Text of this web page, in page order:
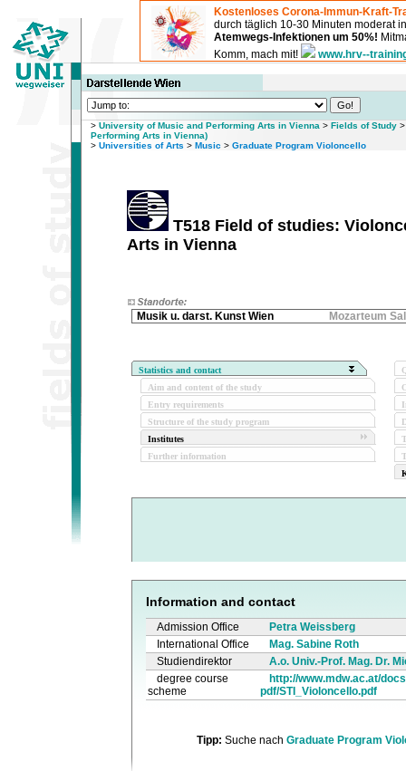
Kostenloses Corona-Immun-Kraft-
durch täglich 10-30 Minuten moderat
Atemwegs-Infektionen um 50%!
Komm, mach mit!
www.hrv--
> University of Music and Performing Arts in Vienna > Fields of Study
Performing Arts in Vienna)
> Universities of Arts > Music > Graduate Program Violoncello
T518 Field of studies:
Arts in Vienna
Musik u. darst. Kunst Wien Mozarteum
Statistics and contact
Aim and content of the study
Entry requirements
Structure of the study program
Institutes
Further information
Information and contact
Admission Office
Petra Weissberg
International Office
Mag. Sabine Roth
Studiendirektor
A.o. Univ.-Prof. Mag. Dr.
degree course
scheme
http://www.mdw.ac.at/
pdf/STI_Violoncello.pdf
Tipp: Suche nach Graduate Program